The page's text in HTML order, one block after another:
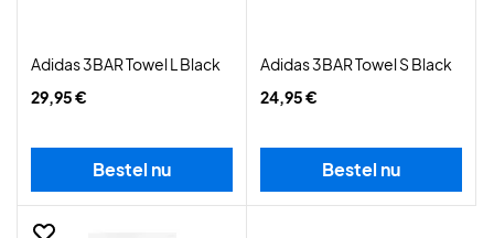
Adidas 3BAR Towel L Black
29,95 €
Bestel nu
Adidas 3BAR Towel S Black
24,95 €
Bestel nu